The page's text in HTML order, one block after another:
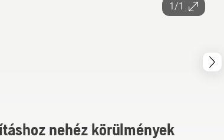
1/1
nehéz körülmények